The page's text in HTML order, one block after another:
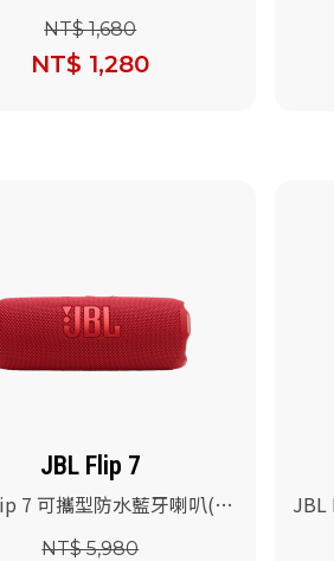
NT$ 1,680
NT$ 1,280
JBL Flip 7
7 可攜型防水藍牙喇叭(紅
NT$ 5,980
JBL